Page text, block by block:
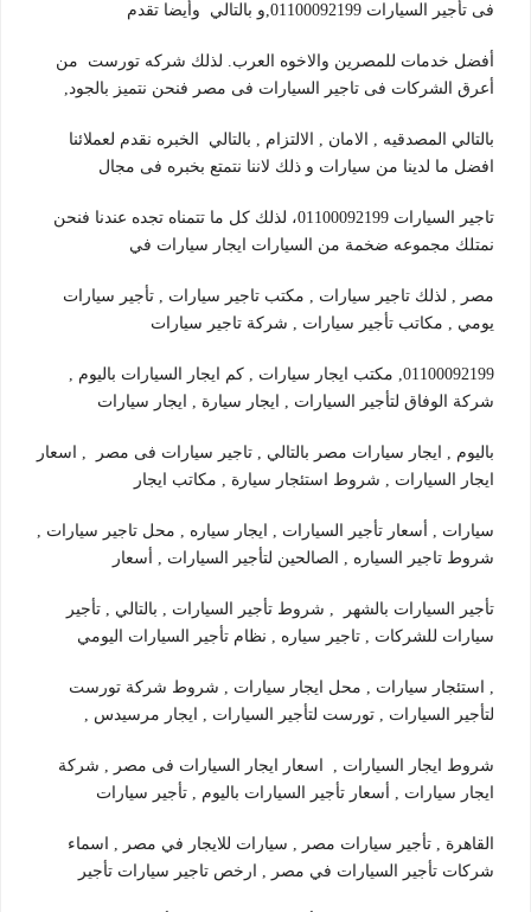
فى تأجير السيارات 01100092199,و بالتالي وأيضا تقدم
أفضل خدمات للمصرين والاخوه العرب. لذلك شركه تورست من
أعرق الشركات فى تاجير السيارات فى مصر فنحن نتميز بالجود,
بالتالي المصدقيه , الامان , الالتزام , بالتالي الخبره نقدم لعملائنا
افضل ما لدينا من سيارات و ذلك لاننا نتمتع بخبره فى مجال
تاجير السيارات 01100092199، لذلك كل ما تتمناه تجده عندنا فنحن
نمتلك مجموعه ضخمة من السيارات ايجار سيارات في
مصر , لذلك تاجير سيارات , مكتب تاجير سيارات , تأجير سيارات
يومي , مكاتب تأجير سيارات , شركة تاجير سيارات
01100092199, مكتب ايجار سيارات , كم ايجار السيارات باليوم ,
شركة الوفاق لتأجير السيارات , ايجار سيارة , ايجار سيارات
باليوم , ايجار سيارات مصر بالتالي , تاجير سيارات فى مصر , اسعار
ايجار السيارات , شروط استئجار سيارة , مكاتب ايجار
سيارات , أسعار تأجير السيارات , ايجار سياره , محل تاجير سيارات ,
شروط تاجير السياره , الصالحين لتأجير السيارات , أسعار
تأجير السيارات بالشهر , شروط تأجير السيارات , بالتالي , تأجير
سيارات للشركات , تاجير سياره , نظام تأجير السيارات اليومي
, استئجار سيارات , محل ايجار سيارات , شروط شركة تورست
لتأجير السيارات , تورست لتأجير السيارات , ايجار مرسيدس ,
شروط ايجار السيارات , اسعار ايجار السيارات فى مصر , شركة
ايجار سيارات , أسعار تأجير السيارات باليوم , تأجير سيارات
القاهرة , تأجير سيارات مصر , سيارات للايجار في مصر , اسماء
شركات تأجير السيارات في مصر , ارخص تاجير سيارات تأجير